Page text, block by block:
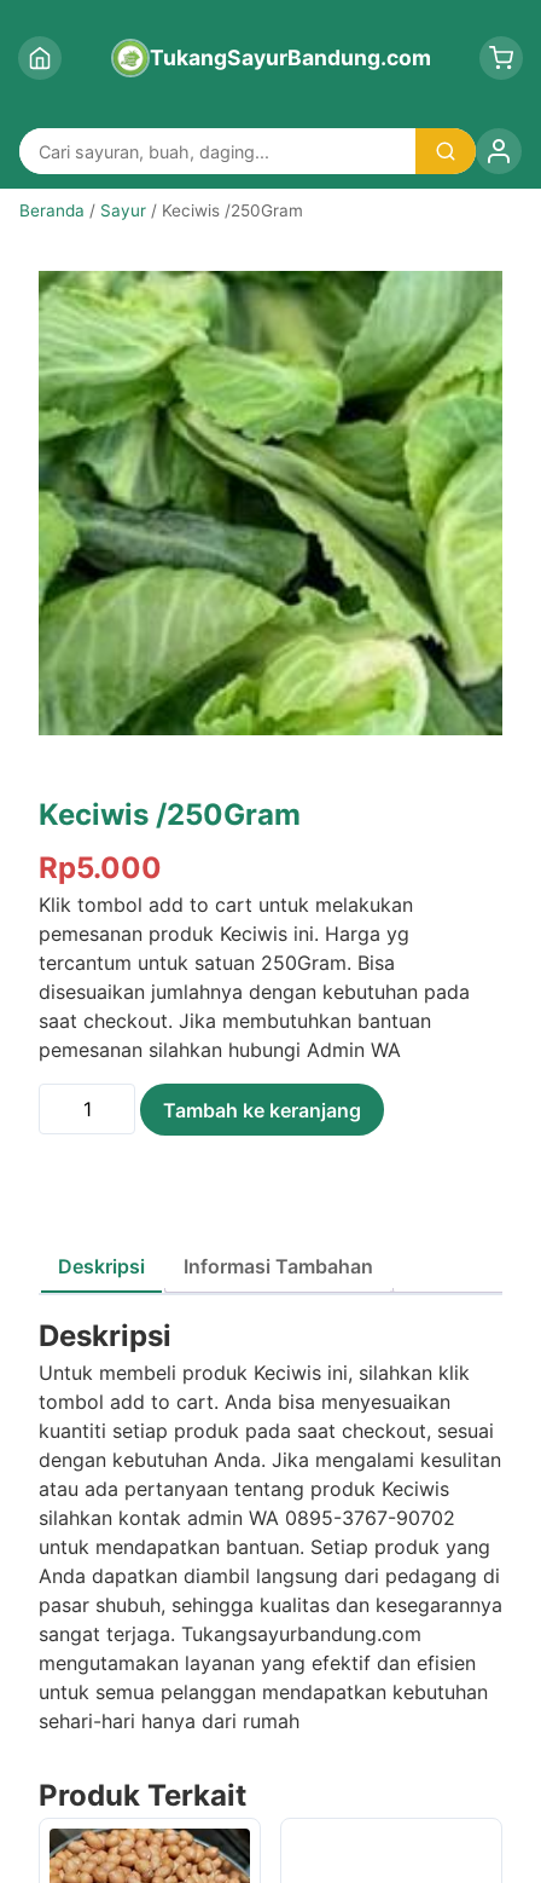
TukangSayurBandung.com
Beranda / Sayur / Keciwis /250Gram
Keciwis /250Gram
Rp5.000
Klik tombol add to cart untuk melakukan
pemesanan produk Keciwis ini. Harga yg
tercantum untuk satuan 250Gram. Bisa
disesuaikan jumlahnya dengan kebutuhan pada
saat checkout. Jika membutuhkan bantuan
pemesanan silahkan hubungi Admin WA
Kuantitas
Keciwis
Tambah ke keranjang
Deskripsi Informasi Tambahan
Deskripsi
Untuk membeli produk Keciwis ini, silahkan klik
tombol add to cart. Anda bisa menyesuaikan
kuantiti setiap produk pada saat checkout, sesuai
dengan kebutuhan Anda. Jika mengalami kesulitan
atau ada pertanyaan tentang produk Keciwis
silahkan kontak admin WA 0895-3767-90702
untuk mendapatkan bantuan. Setiap produk yang
Anda dapatkan diambil langsung dari pedagang di
pasar shubuh, sehingga kualitas dan kesegarannya
sangat terjaga. Tukangsayurbandung.com
mengutamakan layanan yang efektif dan efisien
untuk semua pelanggan mendapatkan kebutuhan
sehari-hari hanya dari rumah
Produk Terkait